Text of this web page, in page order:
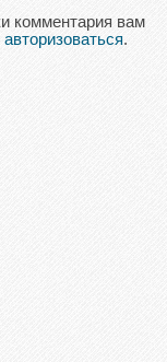
комментария вам
авторизоваться.